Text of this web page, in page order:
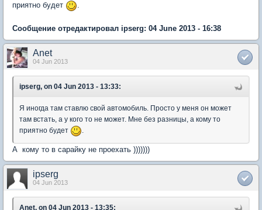
приятно будет
.
Сообщение отредактировал ipserg: 04 June 2013 - 16:38
Anet
04 Jun 2013
ipserg, on 04 Jun 2013 - 13:33:
Я иногда там ставлю свой автомобиль. Просто у меня он может
там встать, а у кого то не может. Мне без разницы, а кому то
приятно будет
.
А кому то в сарайку не проехать )))))))
ipserg
04 Jun 2013
Anet, on 04 Jun 2013 - 13:35: